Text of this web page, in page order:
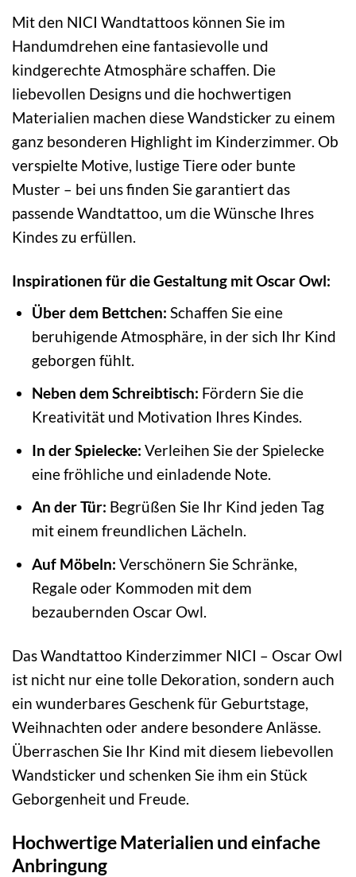
Mit den NICI Wandtattoos können Sie im
Handumdrehen eine fantasievolle und
kindgerechte Atmosphäre schaffen. Die
liebevollen Designs und die hochwertigen
Materialien machen diese Wandsticker zu einem
ganz besonderen Highlight im Kinderzimmer. Ob
verspielte Motive, lustige Tiere oder bunte
Muster – bei uns finden Sie garantiert das
passende Wandtattoo, um die Wünsche Ihres
Kindes zu erfüllen.
Inspirationen für die Gestaltung mit Oscar Owl:
Über dem Bettchen: Schaffen Sie eine
beruhigende Atmosphäre, in der sich Ihr Kind
geborgen fühlt.
Neben dem Schreibtisch: Fördern Sie die
Kreativität und Motivation Ihres Kindes.
In der Spielecke: Verleihen Sie der Spielecke
eine fröhliche und einladende Note.
An der Tür: Begrüßen Sie Ihr Kind jeden Tag
mit einem freundlichen Lächeln.
Auf Möbeln: Verschönern Sie Schränke,
Regale oder Kommoden mit dem
bezaubernden Oscar Owl.
Das Wandtattoo Kinderzimmer NICI – Oscar Owl
ist nicht nur eine tolle Dekoration, sondern auch
ein wunderbares Geschenk für Geburtstage,
Weihnachten oder andere besondere Anlässe.
Überraschen Sie Ihr Kind mit diesem liebevollen
Wandsticker und schenken Sie ihm ein Stück
Geborgenheit und Freude.
Hochwertige Materialien und einfache
Anbringung